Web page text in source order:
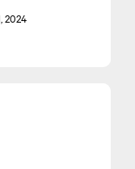
2024